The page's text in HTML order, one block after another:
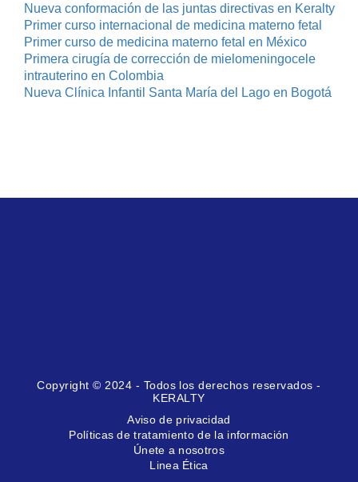
Nueva conformación de las juntas directivas en Keralty
Primer curso internacional de medicina materno fetal
Primer curso de medicina materno fetal en México
Primera cirugía de corrección de mielomeningocele
intrauterino en Colombia
Nueva Clínica Infantil Santa María del Lago en Bogotá
Copyright © 2024 - Todos los derechos reservados -
KERALTY
Aviso de privacidad
Políticas de tratamiento de la información
Únete a nosotros
Linea Ética